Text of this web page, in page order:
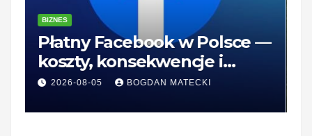
BIZNES
Płatny Facebook w Polsce —
koszty, konsekwencje i
rozwiązania dla firm
2026-08-05 BOGDAN MATECKI